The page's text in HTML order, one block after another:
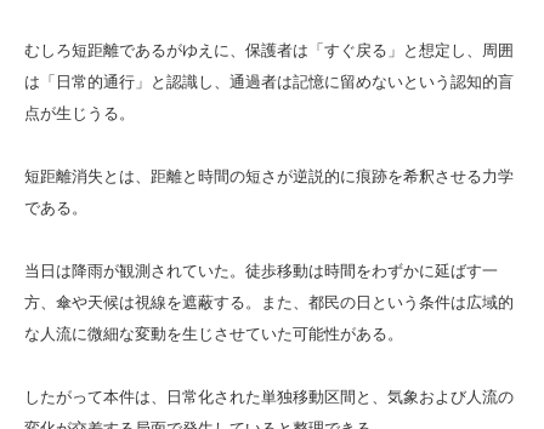
むしろ短距離であるがゆえに、保護者は「すぐ戻る」と想定し、周囲
は「日常的通行」と認識し、通過者は記憶に留めないという認知的盲
点が生じうる。
短距離消失とは、距離と時間の短さが逆説的に痕跡を希釈させる力学
である。
当日は降雨が観測されていた。徒歩移動は時間をわずかに延ばす一
方、傘や天候は視線を遮蔽する。また、都民の日という条件は広域的
な人流に微細な変動を生じさせていた可能性がある。
したがって本件は、日常化された単独移動区間と、気象および人流の